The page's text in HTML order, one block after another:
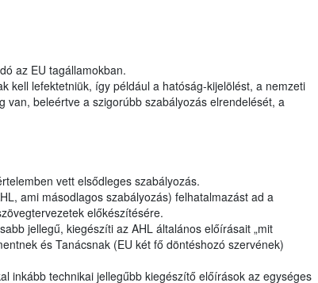
az EU tagállamokban.
kell lefektetniük, így például a hatóság-kijelölést, a nemzeti
van, beleértve a szigorúbb szabályozás elrendelését, a
vett elsődleges szabályozás.
ami másodlagos szabályozás) felhatalmazást ad a
előkészítésére.
jellegű, kiegészíti az AHL általános előírásait „mit
és Tanácsnak (EU két fő döntéshozó szervének)
inkább technikai jellegűbb kiegészítő előírások az egységes